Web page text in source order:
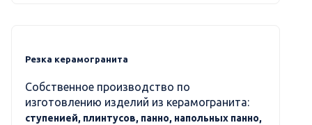
Резка керамогранита
Собственное производство по
изготовлению изделий из керамогранита:
ступенией, плинтусов, панно, напольных панно,